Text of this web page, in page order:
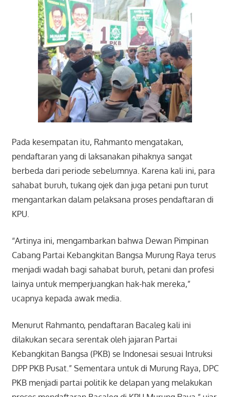
Pada kesempatan itu, Rahmanto mengatakan,
pendaftaran yang di laksanakan pihaknya sangat
berbeda dari periode sebelumnya. Karena kali ini, para
sahabat buruh, tukang ojek dan juga petani pun turut
mengantarkan dalam pelaksana proses pendaftaran di
KPU.
“Artinya ini, mengambarkan bahwa Dewan Pimpinan
Cabang Partai Kebangkitan Bangsa Murung Raya terus
menjadi wadah bagi sahabat buruh, petani dan profesi
lainya untuk memperjuangkan hak-hak mereka,”
ucapnya kepada awak media.
Menurut Rahmanto, pendaftaran Bacaleg kali ini
dilakukan secara serentak oleh jajaran Partai
Kebangkitan Bangsa (PKB) se Indonesai sesuai Intruksi
DPP PKB Pusat.” Sementara untuk di Murung Raya, DPC
PKB menjadi partai politik ke delapan yang melakukan